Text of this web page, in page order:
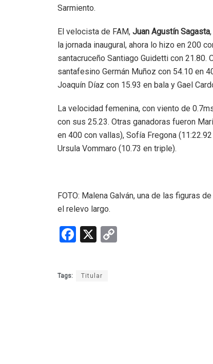
Sarmiento.
El velocista de FAM,Juan Agustín Sagasta
la jornada inaugural, ahora lo hizo en 200
santacruceño Santiago Guidetti con
santafesino Germán Muñoz con 54.10 en
Joaquín Díaz con 15.93 en bala y Gael
La velocidad femenina, con viento de
con sus 25.23. Otras ganadoras fueron
en 400 con vallas), Sofía Fregona
Ursula Vommaro (10.73 en triple).
FOTO: Malena Galván, una de las figuras
el relevo largo.
F
b
X
Tags: Titular